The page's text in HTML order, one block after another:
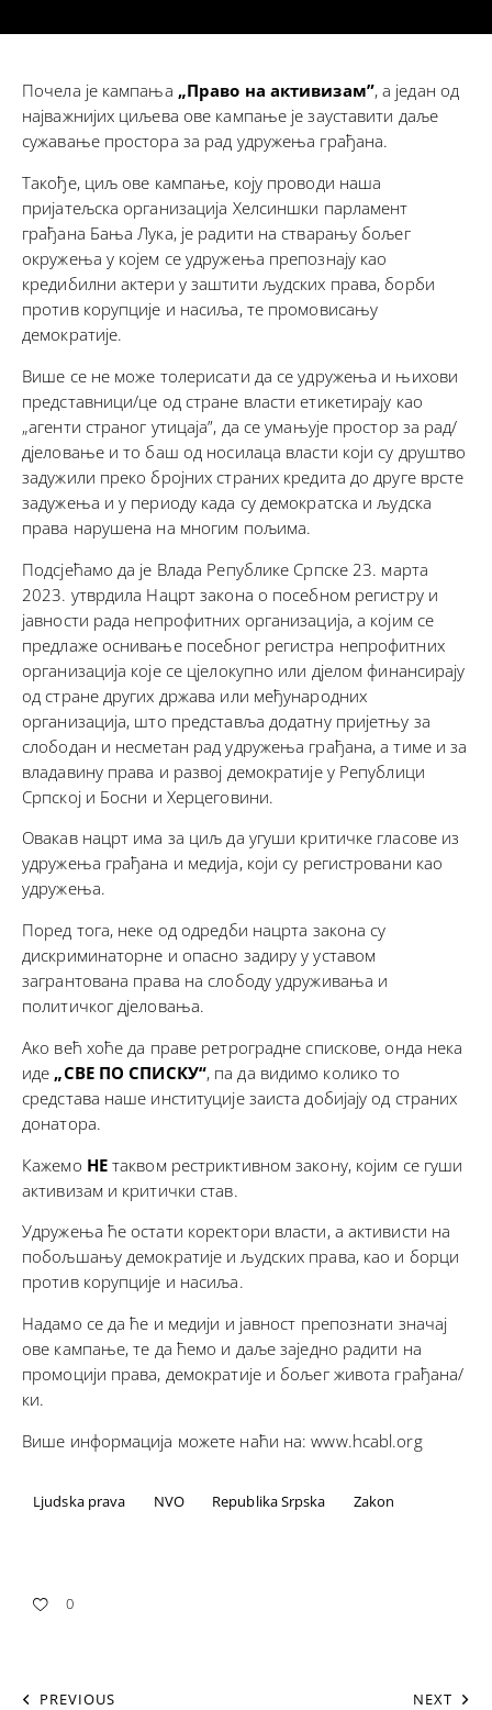
Почела је кампања „Право на активизам”, а један од
најважнијих циљева ове кампање је зауставити даље
сужавање простора за рад удружења грађана.
Такође, циљ ове кампање, коју проводи наша
пријатељска организација Хелсиншки парламент
грађана Бања Лука, је радити на стварању бољег
окружења у којем се удружења препознају као
кредибилни актери у заштити људских права, борби
против корупције и насиља, те промовисању
демократије.
Више се не може толерисати да се удружења и њихови
представници/це од стране власти етикетирају као
„агенти страног утицаја”, да се умањује простор за рад/
дjеловање и то баш од носилаца власти који су друштво
задужили преко бројних страних кредита до друге врсте
задужења и у периоду када су демократска и људска
права нарушена на многим пољима.
Подсјећамо да је Влада Републике Српске 23. марта
2023. утврдила Нацрт закона о посебном регистру и
јавности рада непрофитних организација, а којим се
предлаже оснивање посебног регистра непрофитних
организација које се цјелокупно или дjелом финансирају
од стране других држава или међународних
организација, што представља додатну пријетњу за
слободан и несметан рад удружења грађана, а тиме и за
владавину права и развој демократије у Републици
Српској и Босни и Херцеговини.
Овакав нацрт има за циљ да угуши критичке гласове из
удружења грађана и медија, који су регистровани као
удружења.
Поред тога, неке од одредби нацрта закона су
дискриминаторне и опасно задиру у уставом
загрантована права на слободу удруживања и
политичког дjеловања.
Ако већ хоће да праве ретроградне спискове, онда нека
иде „СВЕ ПО СПИСКУ“, па да видимо колико то
средстава наше институције заиста добијају од страних
донатора.
Кажемо НЕтаквом рестриктивном закону, којим се гуши
активизам и критички став.
Удружења ће остати коректори власти, а активисти на
побољшању демократије и људских права, као и борци
против корупције и насиља.
Надамо се да ће и медији и јавност препознати значај
ове кампање, те да ћемо и даље заједно радити на
промоцији права, демократије и бољег живота грађана/
ки.
Више информација можете наћи на:www.hcabl.org
Ljudska prava NVO Republika Srpska Zakon
0
PREVIOUS NEXT